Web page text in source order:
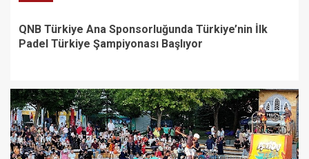
QNB Türkiye Ana Sponsorluğunda Türkiye’nin İlk
Padel Türkiye Şampiyonası Başlıyor